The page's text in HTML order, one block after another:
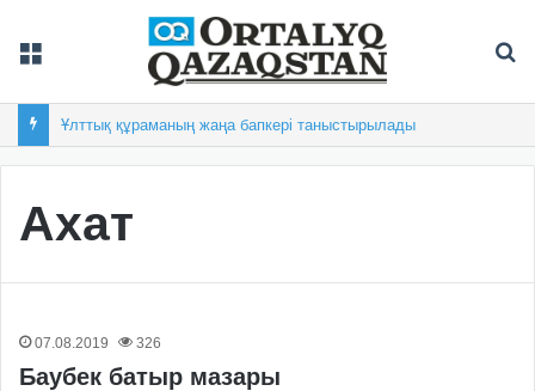
Ұлттық құраманың жаңа бапкері таныстырылады
Ахат
07.08.2019 326
Баубек батыр мазары